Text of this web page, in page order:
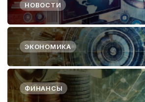
НОВОСТИ
ЭКОНОМИКА
ФИНАНСЫ